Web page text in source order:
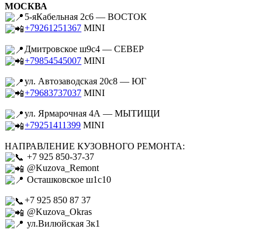
МОСКВА
5-яКабельная 2с6 — ВОСТОК
+79261251367 MINI
Дмитровское ш9с4 — СЕВЕР
+79854545007 MINI
ул. Автозаводская 20с8 — ЮГ
+79683737037 MINI
ул. Ярмарочная 4А — МЫТИЩИ
+79251411399 MINI
НАПРАВЛЕНИЕ КУЗОВНОГО РЕМОНТА:
+7 925 850-37-37
@Kuzova_Remont
Осташковское ш1с10
+7 925 850 87 37
@Kuzova_Okras
ул.Вилюйская 3к1